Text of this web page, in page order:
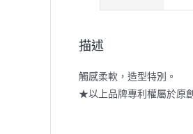
描述
觸感柔軟，造型特別。
★以上品牌專利權屬於原